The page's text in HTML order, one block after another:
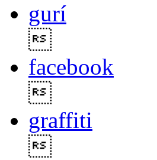
gurí
facebook
graffiti